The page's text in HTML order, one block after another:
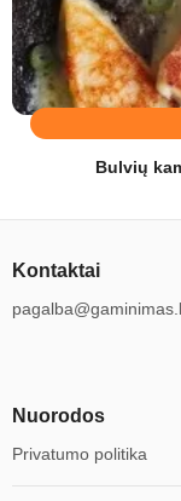
Bulvių
Kontaktai
Nuorodos
Privatumo politika